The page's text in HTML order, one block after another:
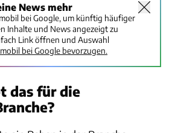
News mehr
bei Google, um künftig häufiger
Inhalte und News angezeigt zu
Link öffnen und Auswahl
bei Google bevorzugen.
das für die